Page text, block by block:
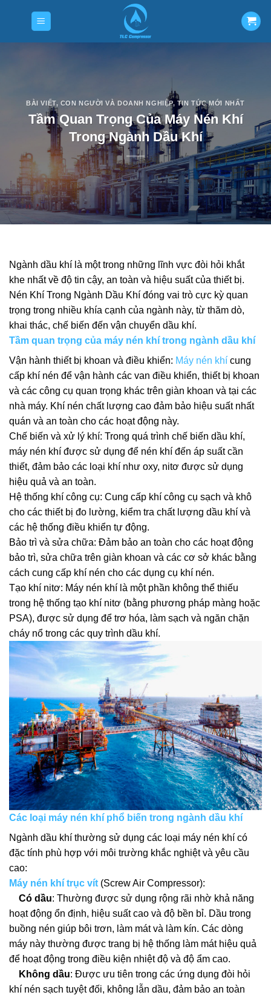
BÀI VIẾT, CON NGƯỜI VÀ DOANH NGHIỆP, TIN TỨC MỚI NHẤT
Tầm Quan Trọng Của Máy Nén Khí
Trong Ngành Dầu Khí
Ngành dầu khí là một trong những lĩnh vực đòi hỏi khắt
khe nhất về độ tin cậy, an toàn và hiệu suất của thiết bị.
Nén Khí Trong Ngành Dầu Khí đóng vai trò cực kỳ quan
trọng trong nhiều khía cạnh của ngành này, từ thăm dò,
khai thác, chế biến đến vận chuyển dầu khí.
Tầm quan trọng của máy nén khí trong ngành dầu khí
Vận hành thiết bị khoan và điều khiển: Máy nén khí cung
cấp khí nén để vận hành các van điều khiển, thiết bị khoan
và các công cụ quan trọng khác trên giàn khoan và tại các
nhà máy. Khí nén chất lượng cao đảm bảo hiệu suất nhất
quán và an toàn cho các hoạt động này.
Chế biến và xử lý khí: Trong quá trình chế biến dầu khí,
máy nén khí được sử dụng để nén khí đến áp suất cần
thiết, đảm bảo các loại khí như oxy, nitơ được sử dụng
hiệu quả và an toàn.
Hệ thống khí công cụ: Cung cấp khí công cụ sạch và khô
cho các thiết bị đo lường, kiểm tra chất lượng dầu khí và
các hệ thống điều khiển tự động.
Bảo trì và sửa chữa: Đảm bảo an toàn cho các hoạt động
bảo trì, sửa chữa trên giàn khoan và các cơ sở khác bằng
cách cung cấp khí nén cho các dụng cụ khí nén.
Tạo khí nitơ: Máy nén khí là một phần không thể thiếu
trong hệ thống tạo khí nitơ (bằng phương pháp màng hoặc
PSA), được sử dụng để trơ hóa, làm sạch và ngăn chặn
cháy nổ trong các quy trình dầu khí.
Các loại máy nén khí phổ biến trong ngành dầu khí
Ngành dầu khí thường sử dụng các loại máy nén khí có
đặc tính phù hợp với môi trường khắc nghiệt và yêu cầu
cao:
Máy nén khí trục vít (Screw Air Compressor):
Có dầu: Thường được sử dụng rộng rãi nhờ khả năng
hoạt động ổn định, hiệu suất cao và độ bền bỉ. Dầu trong
buồng nén giúp bôi trơn, làm mát và làm kín. Các dòng
máy này thường được trang bị hệ thống làm mát hiệu quả
để hoạt động trong điều kiện nhiệt độ và độ ẩm cao.
Không dầu: Được ưu tiên trong các ứng dụng đòi hỏi
khí nén sạch tuyệt đối, không lẫn dầu, đảm bảo an toàn